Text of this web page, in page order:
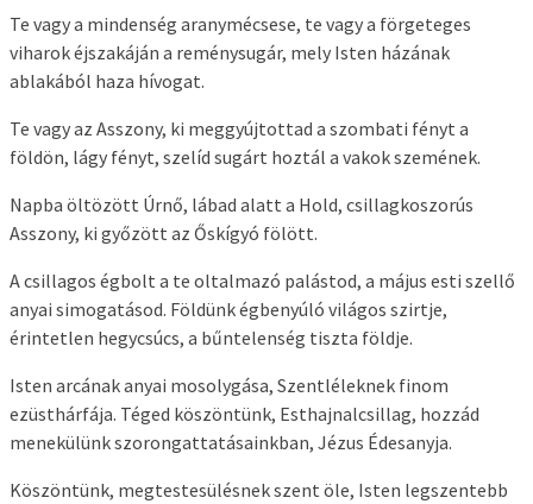
Te vagy a mindenség aranymécsese, te vagy a förgeteges
viharok éjszakáján a reménysugár, mely Isten házának
ablakából haza hívogat.
Te vagy az Asszony, ki meggyújtottad a szombati fényt a
földön, lágy fényt, szelíd sugárt hoztál a vakok szemének.
Napba öltözött Úrnő, lábad alatt a Hold, csillagkoszorús
Asszony, ki győzött az Őskígyó fölött.
A csillagos égbolt a te oltalmazó palástod, a május esti szellő
anyai simogatásod. Földünk égbenyúló világos szirtje,
érintetlen hegycsúcs, a bűntelenség tiszta földje.
Isten arcának anyai mosolygása, Szentléleknek finom
ezüsthárfája. Téged köszöntünk, Esthajnalcsillag, hozzád
menekülünk szorongattatásainkban, Jézus Édesanyja.
Köszöntünk, megtestesülésnek szent öle, Isten legszentebb